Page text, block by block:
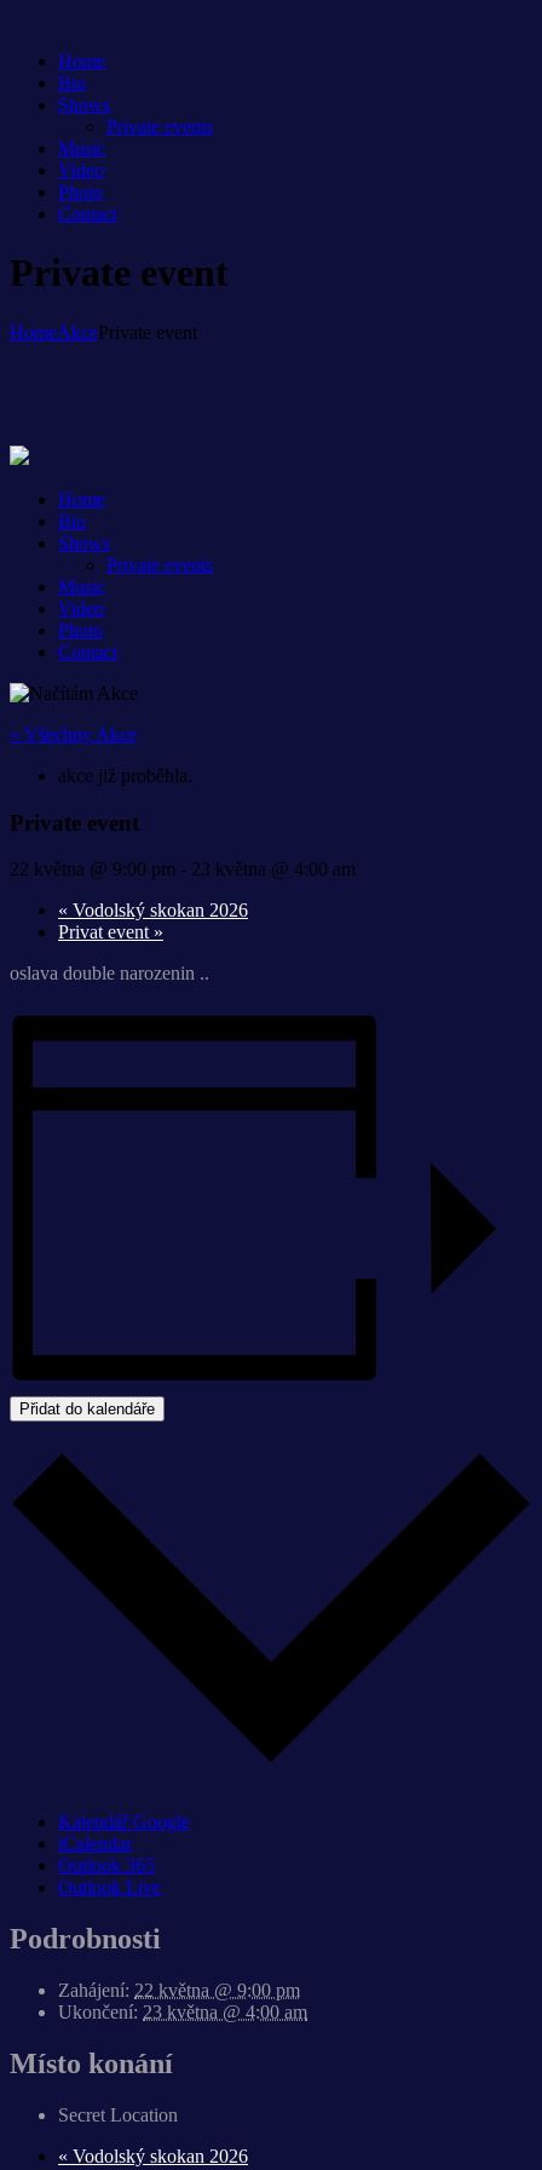
Home
Bio
Shows
Private events
Music
Video
Photo
Contact
Private event
HomeAkcePrivate event
Home
Bio
Shows
Private events
Music
Video
Photo
Contact
« Všechny Akce
akce již proběhla.
Private event
22 května @ 9:00 pm - 23 května @ 4:00 am
« Vodolský skokan 2026
Privat event »
oslava double narozenin ..
Přidat do kalendáře
Kalendář Google
iCalendar
Outlook 365
Outlook Live
Podrobnosti
Zahájení: 22 května @ 9:00 pm
Ukončení: 23 května @ 4:00 am
Místo konání
Secret Location
« Vodolský skokan 2026